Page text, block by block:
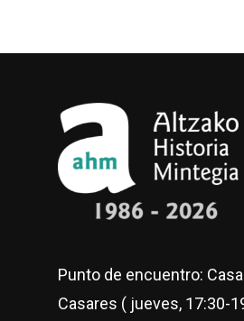
Punto de encuentro:
Casares ( jueves, 17:30-